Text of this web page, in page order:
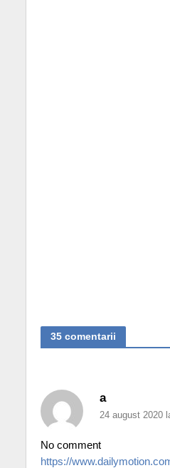
35 comentarii
a
24 august 2020
No comment
https://